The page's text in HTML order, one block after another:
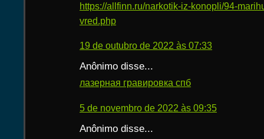
https://allfinn.ru/narkotik-iz-konopli/94-
vred.php
19 de outubro de 2022 às 07:33
Anônimo disse...
лазерная гравировка спб
5 de novembro de 2022 às 09:35
Anônimo disse...